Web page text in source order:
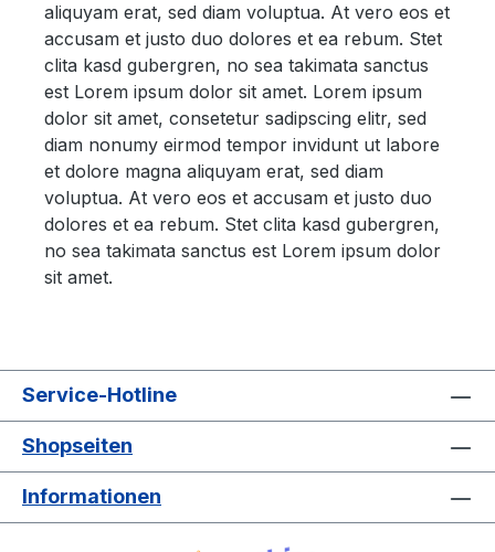
aliquyam erat, sed diam voluptua. At vero eos et
accusam et justo duo dolores et ea rebum. Stet
clita kasd gubergren, no sea takimata sanctus
est Lorem ipsum dolor sit amet. Lorem ipsum
dolor sit amet, consetetur sadipscing elitr, sed
diam nonumy eirmod tempor invidunt ut labore
et dolore magna aliquyam erat, sed diam
voluptua. At vero eos et accusam et justo duo
dolores et ea rebum. Stet clita kasd gubergren,
no sea takimata sanctus est Lorem ipsum dolor
sit amet.
Service-Hotline
Shopseiten
Informationen